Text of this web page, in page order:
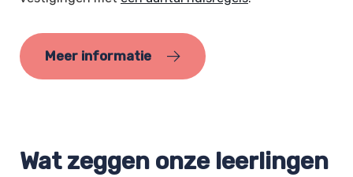
Meer informatie
Wat zeggen onze leerlingen